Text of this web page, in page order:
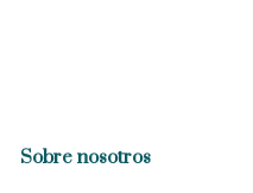
Sobre nosotros